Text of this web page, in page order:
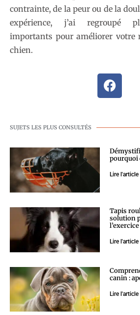
contrainte, de la peur ou de la
expérience, j’ai regroupé
importants pour améliorer votre
chien.
SUJETS LES PLUS CONSULTÉS
pourquoi
Lire l'article
Tapis
solution
l’exercice
Lire l'article
canin :
Lire l'article